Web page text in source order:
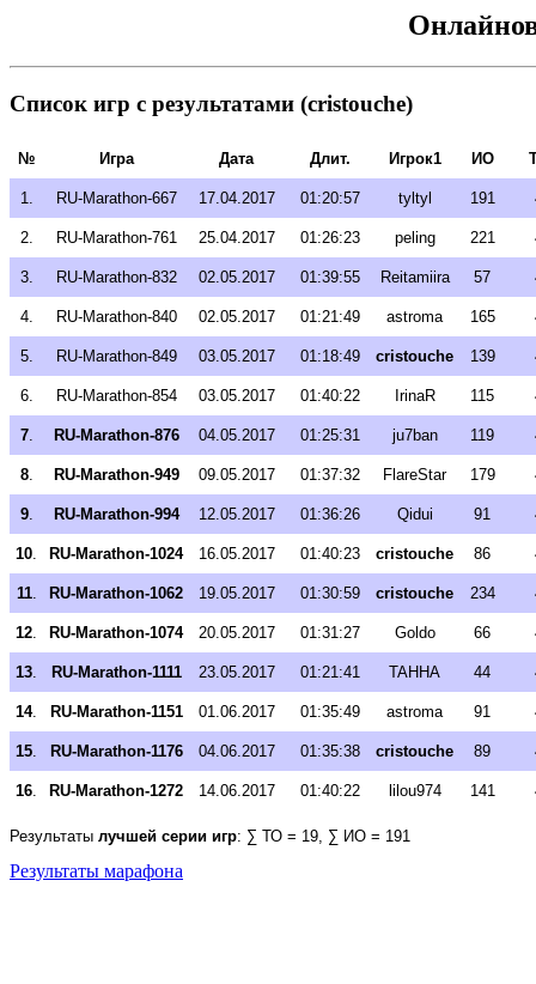
Список игр с результатами (cristouche)
№ Игра Дата Длит. Игрок1 ИО
1. RU-Marathon-667 17.04.2017 01:20:57 tyltyl 191
2. RU-Marathon-761 25.04.2017 01:26:23 peling 221
3. RU-Marathon-832 02.05.2017 01:39:55 Reitamiira 57
4. RU-Marathon-840 02.05.2017 01:21:49 astroma 165
5. RU-Marathon-849 03.05.2017 01:18:49 cristouche 139
6. RU-Marathon-854 03.05.2017 01:40:22 IrinaR 115
7. RU-Marathon-876 04.05.2017 01:25:31 ju7ban 119
8. RU-Marathon-949 09.05.2017 01:37:32 FlareStar 179
9. RU-Marathon-994 12.05.2017 01:36:26 Qidui 91
10. RU-Marathon-1024 16.05.2017 01:40:23 cristouche 86
11. RU-Marathon-1062 19.05.2017 01:30:59 cristouche 234
12. RU-Marathon-1074 20.05.2017 01:31:27 Goldo 66
13. RU-Marathon-1111 23.05.2017 01:21:41 TAHHA 44
14. RU-Marathon-1151 01.06.2017 01:35:49 astroma 91
15. RU-Marathon-1176 04.06.2017 01:35:38 cristouche 89
16. RU-Marathon-1272 14.06.2017 01:40:22 lilou974 141
Результаты лучшей серии игр: ∑ ТО = 19, ∑ ИО = 191
Результаты марафона